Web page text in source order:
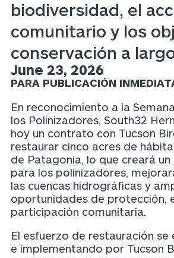
biodiversidad, el
comunitario y los
conservación a
June 23, 2026
PARA PUBLICACIÓN
En reconocimiento a la
los Polinizadores, South32
hoy un contrato con Tucson
restaurar cinco acres de
de Patagonia, lo que creará
para los polinizadores,
las cuencas hidrográficas y
oportunidades de protección,
participación comunitaria.
El esfuerzo de restauración se
e implementando por Tucson